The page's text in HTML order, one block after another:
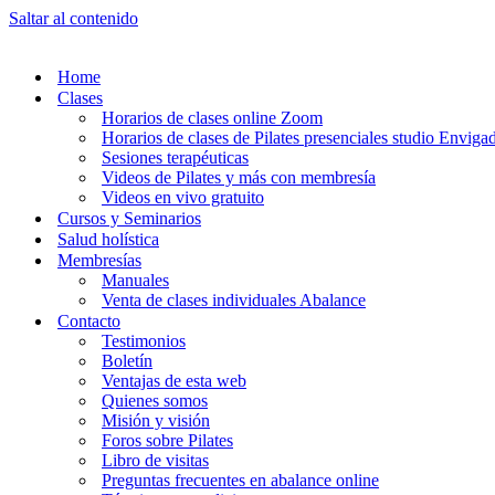
Saltar al contenido
Home
Clases
Horarios de clases online Zoom
Horarios de clases de Pilates presenciales studio
Sesiones terapéuticas
Videos de Pilates y más con membresía
Videos en vivo gratuito
Cursos y Seminarios
Salud holística
Membresías
Manuales
Venta de clases individuales Abalance
Contacto
Testimonios
Boletín
Ventajas de esta web
Quienes somos
Misión y visión
Foros sobre Pilates
Libro de visitas
Preguntas frecuentes en abalance online